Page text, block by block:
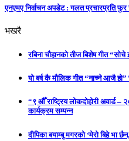
एनएमए निर्वाचन अपडेट : गलत प्रचारप्रति फुर
भखरै
रबिना चौहानको तीज बिशेष गीत
यो बर्ष कै मौलिक गीत “नाच्ने आजै हो”
“९ औँ राष्ट्रिय लोकदोहोरी अवार्ड
कार्यक्रम सम्पन्न
दीपिका बयाम्बु मगरको ‘मेरो बिहे भा